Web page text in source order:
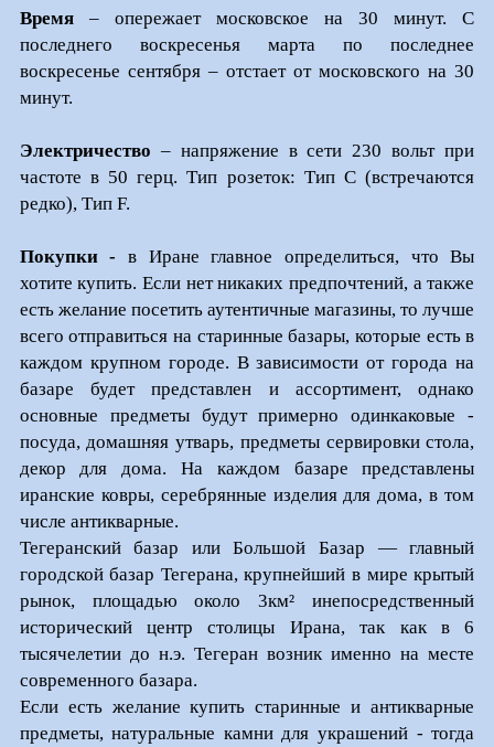
Время – опережает московское на 30 минут. С
последнего воскресенья марта по последнее
воскресенье сентября – отстает от московского на 30
минут.
Электричество – напряжение в сети 230 вольт при
частоте в 50 герц. Тип розеток: Тип С (встречаются
редко), Тип F.
Покупки - в Иране главное определиться, что Вы
хотите купить. Если нет никаких предпочтений, а также
есть желание посетить аутентичные магазины, то лучше
всего отправиться на старинные базары, которые есть в
каждом крупном городе. В зависимости от города на
базаре будет представлен и ассортимент, однако
основные предметы будут примерно одинкаковые -
посуда, домашняя утварь, предметы сервировки стола,
декор для дома. На каждом базаре представлены
иранские ковры, серебрянные изделия для дома, в том
числе антикварные.
Тегеранский базар или Большой Базар — главный
городской базар Тегерана, крупнейший в мире крытый
рынок, площадью около 3км² инепосредственный
исторический центр столицы Ирана, так как в 6
тысячелетии до н.э. Тегеран возник именно на месте
современного базара.
Если есть желание купить старинные и антикварные
предметы, натуральные камни для украшений - тогда